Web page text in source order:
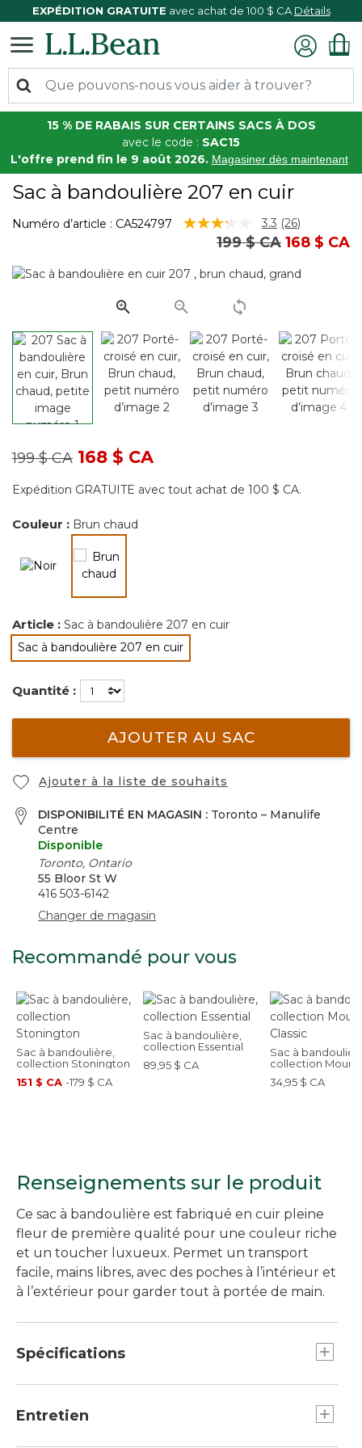
EXPÉDITION GRATUITE avec achat de 100 $ CA Détails
15 % DE RABAIS SUR CERTAINS SACS À DOS
avec le code : SAC15
L'offre prend fin le 9 août 2026. Magasiner dès maintenant
Sac à bandoulière 207 en cuir
Numéro d’article : CA524797 5 sur 5 Évaluation des clients
3.3 Lire
les
Lien
page.
(26)
Prix réduit de
199 $ CAà168 $ CA
Prix réduit de
199 $ CAà168 $ CA
Expédition GRATUITE avec tout achat de 100 $ CA.
Couleur : Brun chaud
Article : Sac à bandoulière 207 en cuir
Sac à bandoulière 207 en cuir
sélectionné
Quantité :
AJOUTER AU SAC
Ajouter à la liste de souhaits
DISPONIBILITÉ EN MAGASIN : Toronto – Manulife
Centre
Disponible
Toronto, Ontario
55 Bloor St W
416 503-6142
Changer de magasin
Recommandé pour vous
Sac à bandoulière,
collection Stonington
151 $ CA -179 $ CA
Sac à bandoulière,
collection Essential
89,95 $ CA
Sac à
collection
Classic
34,95 $ CA
Renseignements sur le produit
Ce sac à bandoulière est fabriqué en cuir pleine
fleur de première qualité pour une couleur riche
et un toucher luxueux. Permet un transport
facile, mains libres, avec des poches à l’intérieur et
à l’extérieur pour garder tout à portée de main.
Spécifications
Longueur de sangle : 49 po min., 55 po max.
Entretien